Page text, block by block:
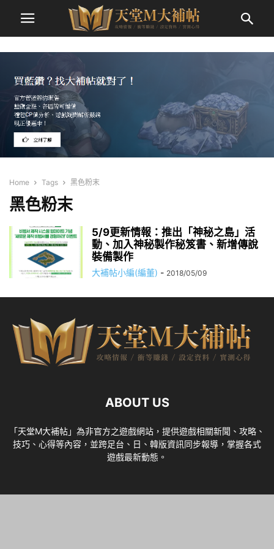
Home Tags 黑色粉末
黑色粉末
5/9更新情報：推出「神秘之島」活
動、加入神秘製作秘笈書、新增傳說
裝備製作
大補帖小編(編董) - 2018/05/09
ABOUT US
「天堂M大補帖」為非官方之遊戲網站，提供遊戲相關新聞、攻略、
技巧、心得等內容，並跨足台、日、韓版資訊同步報導，掌握各式
遊戲最新動態。